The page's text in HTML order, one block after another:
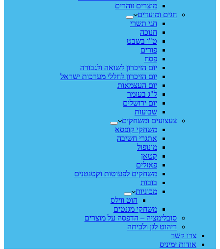
מוצרים זוהרים
חגים ומועדים
חגי תשרי
חנוכה
ט"ו בשבט
פורים
פסח
יום הזיכרון לשואה ולגבורה
יום הזיכרון לחללי מערכות ישראל
יום העצמאות
ל"ג בעומר
יום ירושלים
שבועות
צעצועים ומשחקים
משחקי קופסא
אתגרי חשיבה
מונופול
קטאן
פאזלים
משחקים לפעוטות וקטנטנים
בובות
מכוניות
הוט ווילס
משחקי מגנטים
סובלימציה – הדפסה על מוצרים
ריהוט לגן ולכיתה
צרו קשר
אודות ימיניס